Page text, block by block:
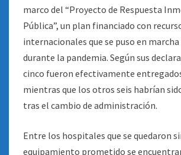
marco del “Proyecto de Respuesta
Pública”, un plan financiado con
internacionales que se puso en marcha
durante la pandemia. Según sus
cinco fueron efectivamente
mientras que los otros seis habrían
tras el cambio de administración.
Entre los hospitales que se quedaron
equipamiento prometido se